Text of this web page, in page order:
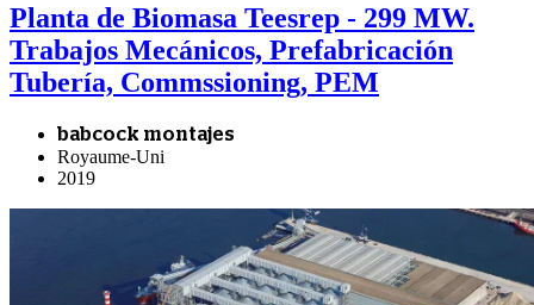
Planta de Biomasa Teesrep - 299 MW.
Trabajos Mecánicos, Prefabricación
Tubería, Commssioning, PEM
babcock montajes
Royaume-Uni
2019